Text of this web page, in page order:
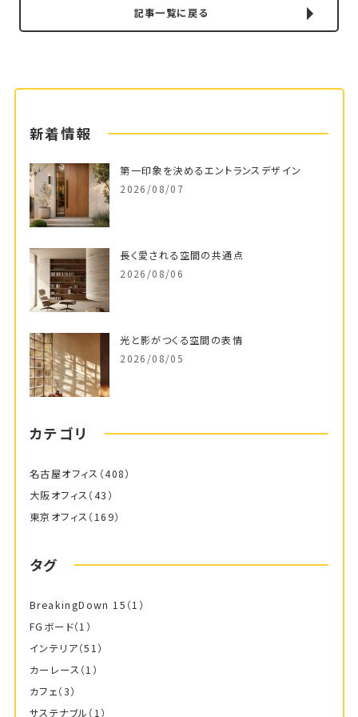
記事一覧に戻る
新着情報
第一印象を決めるエントランスデザイン
2026/08/07
長く愛される空間の共通点
2026/08/06
光と影がつくる空間の表情
2026/08/05
カテゴリ
名古屋オフィス （408）
大阪オフィス （43）
東京オフィス （169）
タグ
BreakingDown 15 （1）
FGボード（1）
インテリア（51）
カーレース （1）
カフェ（3）
サステナブル （1）